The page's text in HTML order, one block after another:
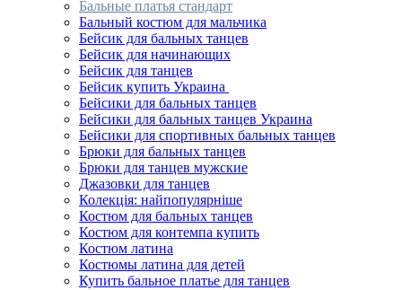
Бальные платья стандарт
Бальный костюм для мальчика
Бейсик для бальных танцев
Бейсик для начинающих
Бейсик для танцев
Бейсик купить Украина ‌
Бейсики для бальных танцев
Бейсики для бальных танцев Украина
Бейсики для спортивных бальных танцев
Брюки для бальных танцев
Брюки для танцев мужские
Джазовки для танцев
Колекція: найпопулярніше
Костюм для бальных танцев
Костюм для контемпа купить
Костюм латина
Костюмы латина для детей
Купить бальное платье для танцев